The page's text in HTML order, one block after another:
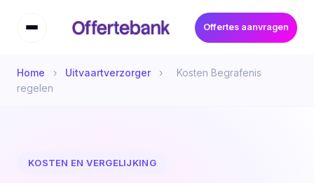
Offertes aanvragen
Home › Uitvaartverzorger ›
Kosten Begrafenis
regelen
KOSTEN EN VERGELIJKING